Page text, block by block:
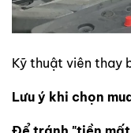
Kỹ thuật viên thay
Lưu ý khi chọn